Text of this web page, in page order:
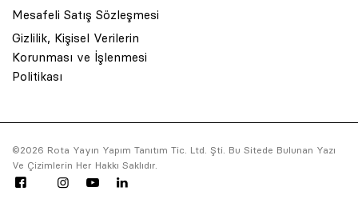
Mesafeli Satış Sözleşmesi
Gizlilik, Kişisel Verilerin
Korunması ve İşlenmesi
Politikası
©2026 Rota Yayın Yapım Tanıtım Tic. Ltd. Şti. Bu Sitede Bulunan Yazı
Ve Çizimlerin Her Hakkı Saklıdır.
© 2001 Rota Yayın Yapım Tanıtım Tic. Ltd. Şti. Bu Sitede Bulunan
Asquared WordPress Agencytarafından tasarlanmış ve